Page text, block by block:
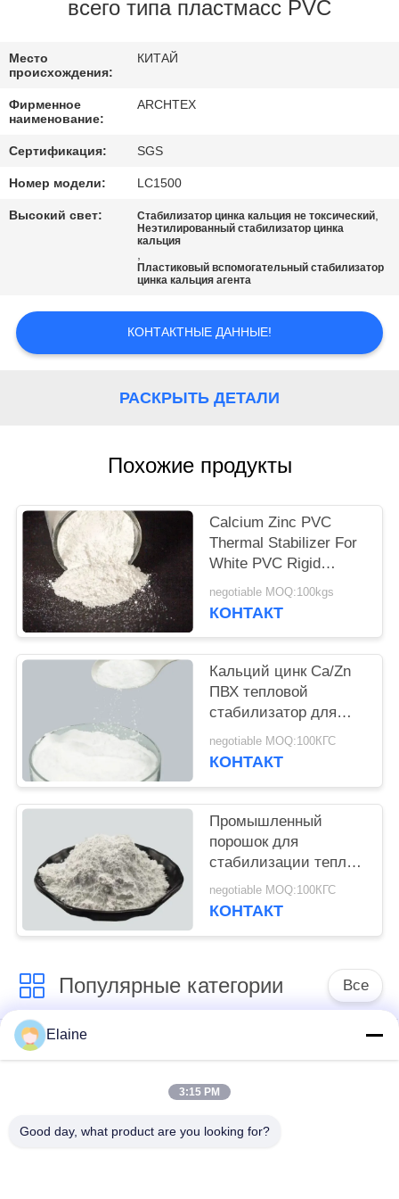
КАЧЕСТВА
СВЯЖИТЕСЬ
МЫ
СПРОСИТЕ
ЦИТАТУ
PRIVACY
POLICY
всего типа пластмасс PVC
Место
происхождения:
КИТАЙ
Фирменное
наименование:
ARCHTEX
Сертификация: SGS
Номер модели: LC1500
Высокий свет: Стабилизатор цинка кальция не токсический,
Неэтилированный стабилизатор цинка
кальция
,
Пластиковый вспомогательный стабилизатор
цинка кальция агента
КОНТАКТНЫЕ ДАННЫЕ!
РАСКРЫТЬ ДЕТАЛИ
Похожие продукты
Calcium Zinc PVC
Thermal Stabilizer For
White PVC Rigid
Profile Calcium Zinc
Stabilizer For Pvc
negotiable MOQ:100kgs
КОНТАКТ
Кальций цинк Ca/Zn
ПВХ тепловой
стабилизатор для
труб Ca Zn ПВХ
тепловой
negotiable MOQ:100КГС
КОНТАКТ
Промышленный
порошок для
стабилизации тепла
из ПВХ для труб ПВХ
negotiable MOQ:100КГС
КОНТАКТ
Популярные категории Все
средство для
придания
Стабилизатор цинка
Зерна PVC
Соединения для
Elaine
3:15 PM
Good day, what product are you looking for?